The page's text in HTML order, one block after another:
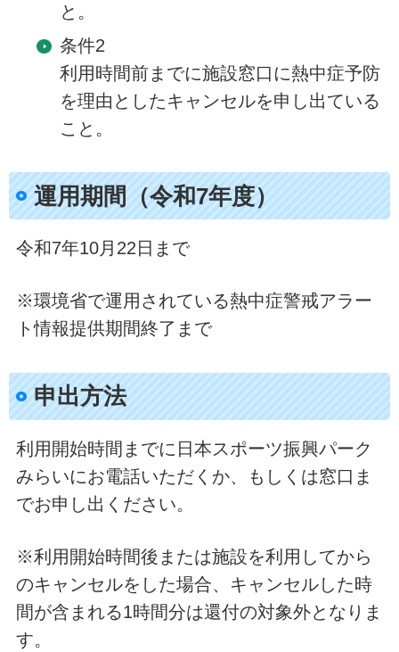
と。
条件2
利用時間前までに施設窓口に熱中症予防
を理由としたキャンセルを申し出ている
こと。
運用期間（令和7年度）
令和7年10月22日まで
※環境省で運用されている熱中症警戒アラー
ト情報提供期間終了まで
申出方法
利用開始時間までに日本スポーツ振興パーク
みらいにお電話いただくか、もしくは窓口ま
でお申し出ください。
※利用開始時間後または施設を利用してから
のキャンセルをした場合、キャンセルした時
間が含まれる1時間分は還付の対象外となりま
す。